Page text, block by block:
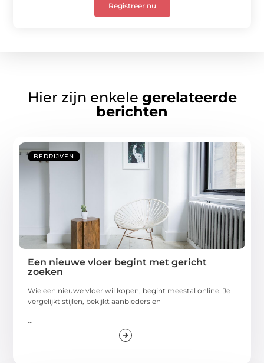
Registreer nu
Hier zijn enkele gerelateerde
berichten
BEDRIJVEN
Een nieuwe vloer begint met gericht
zoeken
Wie een nieuwe vloer wil kopen, begint meestal online. Je
vergelijkt stijlen, bekijkt aanbieders en
...